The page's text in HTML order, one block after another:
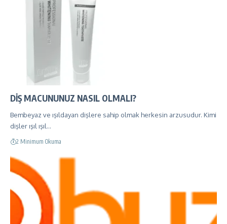
DİŞ MACUNUNUZ NASIL OLMALI?
Bembeyaz ve ışıldayan dişlere sahip olmak herkesin arzusudur. Kimi
dişler ışıl ışıl…
2 Minimum Okuma